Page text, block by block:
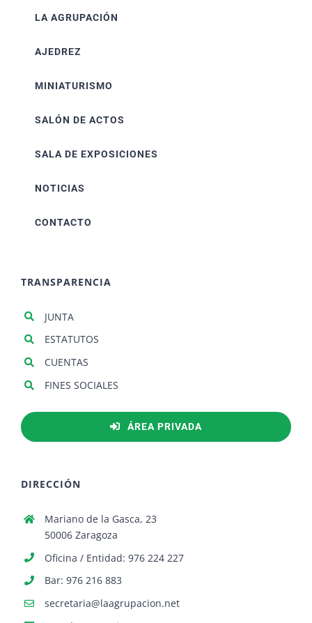
LA AGRUPACIÓN
AJEDREZ
MINIATURISMO
SALÓN DE ACTOS
SALA DE EXPOSICIONES
NOTICIAS
CONTACTO
TRANSPARENCIA
JUNTA
ESTATUTOS
CUENTAS
FINES SOCIALES
ÁREA PRIVADA
DIRECCIÓN
Mariano de la Gasca, 23
50006 Zaragoza
Oficina / Entidad: 976 224 227
Bar: 976 216 883
secretaria@laagrupacion.net